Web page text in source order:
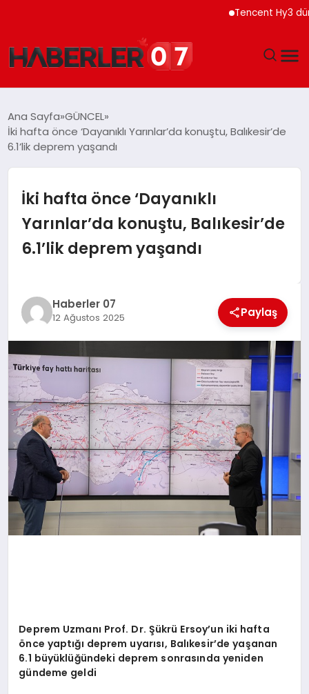
Tencent Hy3 dünya
EKONOMI
TEKNOLOJI
MAGAZIN
DIĞER
Ana Sayfa GÜNCEL
İki hafta önce ‘Dayanıklı Yarınlar’da konuştu, Balıkesir’de
6.1’lik deprem yaşandı
İki hafta önce ‘Dayanıklı
Yarınlar’da konuştu, Balıkesir’de
6.1’lik deprem yaşandı
Haberler 07
12 Ağustos 2025 Paylaş
Deprem Uzmanı Prof. Dr. Şükrü Ersoy’un iki hafta
önce yaptığı deprem uyarısı, Balıkesir’de yaşanan
6.1 büyüklüğündeki deprem sonrasında yeniden
gündeme geldi